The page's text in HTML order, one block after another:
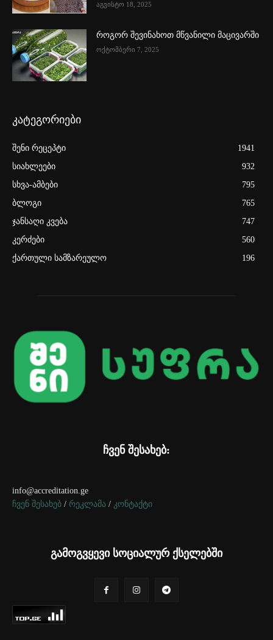
აგვისტო 18, 2025
როგორ შევინახოთ მწვანილი მაცივარში
ოქტომბერი 7, 2025
კატეგორიები
შენი რეცეპტი
1941
სიახლეები
932
სხვა-ამბები
795
ბლოგი
765
ჯანსაღი კვება
747
კერძები
560
ქართული სამზარეულო
196
ჩვენ შესახებ:
info@accreditation.ge
ჩვენ შესახებ / რეკლამა / კონტაქტი
გამოგვყევი სოციალურ ქსელებში